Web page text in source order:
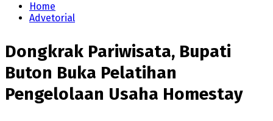
Home
Advetorial
Dongkrak Pariwisata, Bupati
Buton Buka Pelatihan
Pengelolaan Usaha Homestay